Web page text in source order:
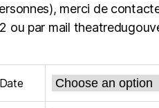
merci de
ou par mail
Date